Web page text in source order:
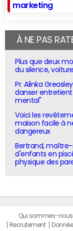
marketing
À NE PAS
Plus que deux
du silence,
Pr. Alinka
danser
mental"
Voici les
maison facile à
dangereux
Bertrand, maître-
d'enfants en
physique des
Qui sommes-nous
Recrutement